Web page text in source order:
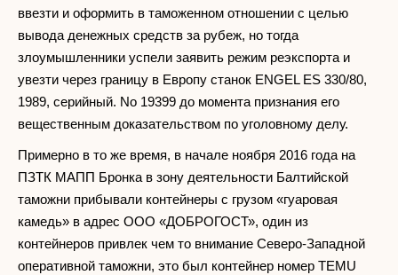
ввезти и оформить в таможенном отношении с целью
вывода денежных средств за рубеж, но тогда
злоумышленники успели заявить режим реэкспорта и
увезти через границу в Европу станок ENGEL ES 330/80,
1989, серийный. No 19399 до момента признания его
вещественным доказательством по уголовному делу.
Примерно в то же время, в начале ноября 2016 года на
ПЗТК МАПП Бронка в зону деятельности Балтийской
таможни прибывали контейнеры с грузом «гуаровая
камедь» в адрес ООО «ДОБРОГОСТ», один из
контейнеров привлек чем то внимание Северо-Западной
оперативной таможни, это был контейнер номер TEMU